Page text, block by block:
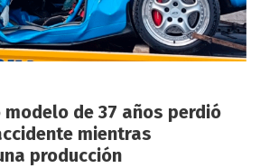
modelo de 37 años perdió
mientras
producción